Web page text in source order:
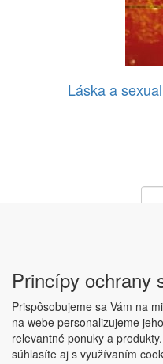
Láska a
Copyright © ABRA ESHOP
|Nastavenie súkromia
Princípy ochrany
Prispôsobujeme sa Vám na
na webe personalizujeme
relevantné ponuky a
súhlasíte aj s využívaním